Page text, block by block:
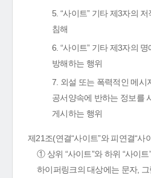
5. “사이트” 기타 제3자의
침해
6. “사이트” 기타 제3자의
방해하는 행위
7. 외설 또는 폭력적인 메시
공서양속에 반하는 정보를
게시하는 행위
제21조(연결“사이트”와 피연결“사
① 상위 “사이트”와 하위 “사이
하이퍼링크의 대상에는 문자,